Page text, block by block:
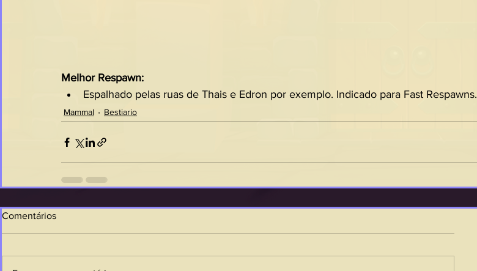
Melhor Respawn:
Espalhado pelas ruas de Thais e Edron por exemplo. Indicado para Fast Respawns.
Mammal Bestiario
Comentários